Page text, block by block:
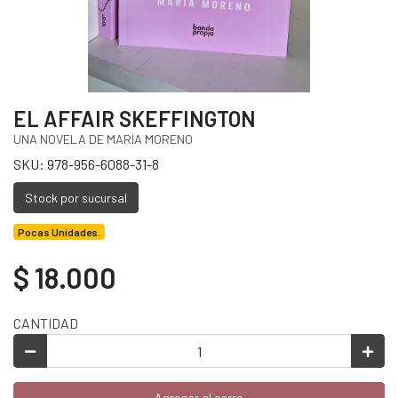
EL AFFAIR SKEFFINGTON
UNA NOVELA DE MARÍA MORENO
SKU: 978-956-6088-31-8
Stock por sucursal
Pocas Unidades.
$ 18.000
CANTIDAD